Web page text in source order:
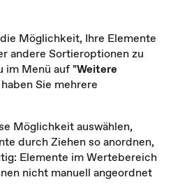
Möglichkeit, Ihre Elemente
andere Sortieroptionen zu
im Menü auf"Weitere
Sie mehrere
Möglichkeit auswählen,
durch Ziehen so anordnen,
Elemente im Wertebereich
nicht manuell angeordnet